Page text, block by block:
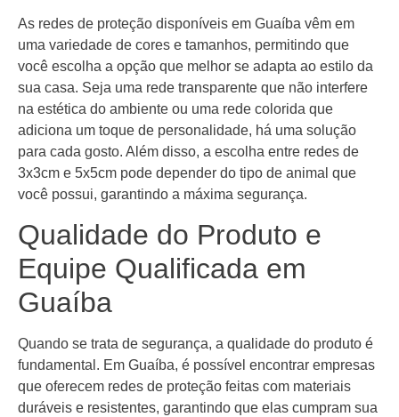
As redes de proteção disponíveis em Guaíba vêm em
uma variedade de cores e tamanhos, permitindo que
você escolha a opção que melhor se adapta ao estilo da
sua casa. Seja uma rede transparente que não interfere
na estética do ambiente ou uma rede colorida que
adiciona um toque de personalidade, há uma solução
para cada gosto. Além disso, a escolha entre redes de
3x3cm e 5x5cm pode depender do tipo de animal que
você possui, garantindo a máxima segurança.
Qualidade do Produto e
Equipe Qualificada em
Guaíba
Quando se trata de segurança, a qualidade do produto é
fundamental. Em Guaíba, é possível encontrar empresas
que oferecem redes de proteção feitas com materiais
duráveis e resistentes, garantindo que elas cumpram sua